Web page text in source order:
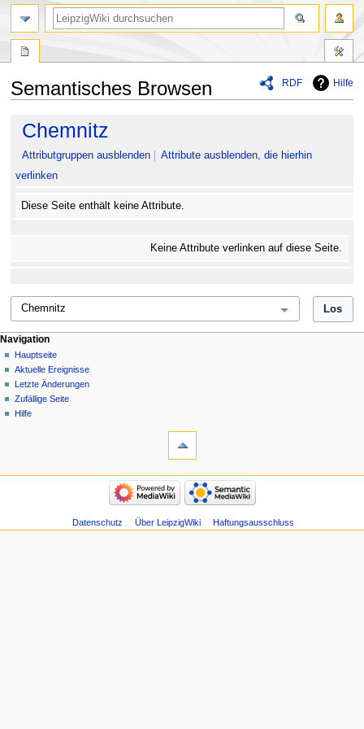
RDF Hilfe
Semantisches Browsen
Navigation
springen
Suche
springen
Chemnitz
Attributgruppen ausblenden
Attribute ausblenden, die hierhin
verlinken
Diese Seite enthält keine Attribute.
Keine Attribute verlinken auf diese Seite.
Navigation
Hauptseite
Aktuelle Ereignisse
Letzte Änderungen
Zufällige Seite
Hilfe
Datenschutz Über LeipzigWiki Haftungsausschluss